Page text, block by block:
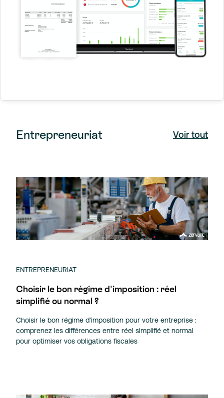
Entrepreneuriat Voir tout
ENTREPRENEURIAT
Choisir le bon régime d'imposition : réel
simplifié ou normal ?
Choisir le bon régime d’imposition pour votre entreprise :
comprenez les différences entre réel simplifié et normal
pour optimiser vos obligations fiscales